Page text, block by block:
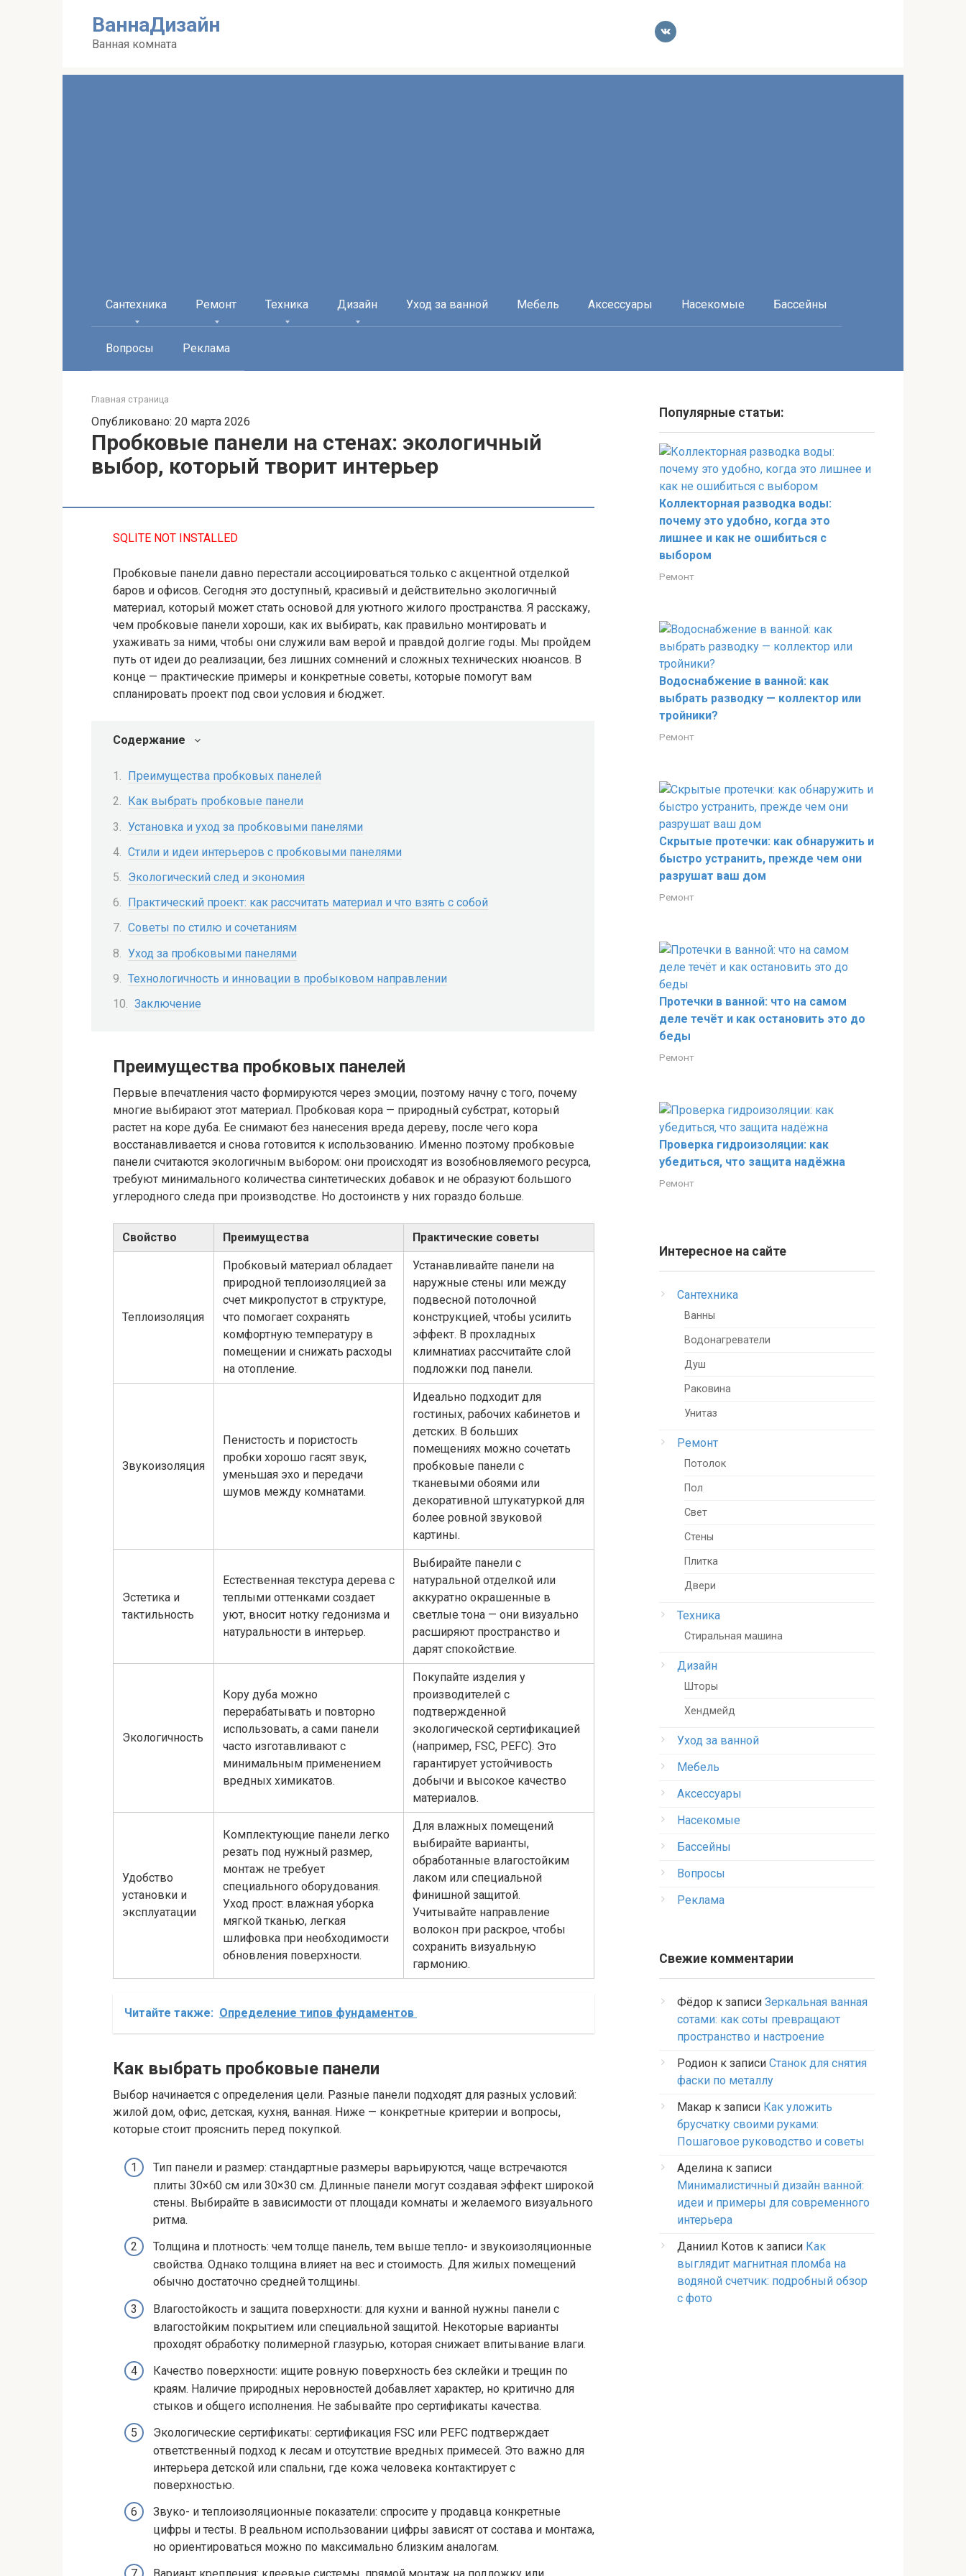
ВаннаДизайн
Ванная комната
Сантехника Ремонт Техника Дизайн Уход за ванной Мебель Аксессуары Насекомые Бассейны
Вопросы Реклама
Главная страница
Опубликовано: 20 марта 2026
Пробковые панели на стенах: экологичный
выбор, который творит интерьер
SQLITE NOT INSTALLED
Пробковые панели давно перестали ассоциироваться только с акцентной отделкой
баров и офисов. Сегодня это доступный, красивый и действительно экологичный
материал, который может стать основой для уютного жилого пространства. Я расскажу,
чем пробковые панели хороши, как их выбирать, как правильно монтировать и
ухаживать за ними, чтобы они служили вам верой и правдой долгие годы. Мы пройдем
путь от идеи до реализации, без лишних сомнений и сложных технических нюансов. В
конце — практические примеры и конкретные советы, которые помогут вам
спланировать проект под свои условия и бюджет.
Содержание
Преимущества пробковых панелей
Как выбрать пробковые панели
Установка и уход за пробковыми панелями
Стили и идеи интерьеров с пробковыми панелями
Экологический след и экономия
Практический проект: как рассчитать материал и что взять с собой
Советы по стилю и сочетаниям
Уход за пробковыми панелями
Технологичность и инновации в пробыковом направлении
Заключение
Преимущества пробковых панелей
Первые впечатления часто формируются через эмоции, поэтому начну с того, почему
многие выбирают этот материал. Пробковая кора — природный субстрат, который
растет на коре дуба. Ее снимают без нанесения вреда дереву, после чего кора
восстанавливается и снова готовится к использованию. Именно поэтому пробковые
панели считаются экологичным выбором: они происходят из возобновляемого ресурса,
требуют минимального количества синтетических добавок и не образуют большого
углеродного следа при производстве. Но достоинств у них гораздо больше.
Свойство Преимущества Практические советы
Теплоизоляция
Пробковый материал обладает
природной теплоизоляцией за
счет микропустот в структуре,
что помогает сохранять
комфортную температуру в
помещении и снижать расходы
на отопление.
Устанавливайте панели на
наружные стены или между
подвесной потолочной
конструкцией, чтобы усилить
эффект. В прохладных
климнатиах рассчитайте слой
подложки под панели.
Звукоизоляция
Пенистость и пористость
пробки хорошо гасят звук,
уменьшая эхо и передачи
шумов между комнатами.
Идеально подходит для
гостиных, рабочих кабинетов и
детских. В больших
помещениях можно сочетать
пробковые панели с
тканевыми обоями или
декоративной штукатуркой для
более ровной звуковой
картины.
Эстетика и
тактильность
Естественная текстура дерева с
теплыми оттенками создает
уют, вносит нотку гедонизма и
натуральности в интерьер.
Выбирайте панели с
натуральной отделкой или
аккуратно окрашенные в
светлые тона — они визуально
расширяют пространство и
дарят спокойствие.
Экологичность
Кору дуба можно
перерабатывать и повторно
использовать, а сами панели
часто изготавливают с
минимальным применением
вредных химикатов.
Покупайте изделия у
производителей с
подтвержденной
экологической сертификацией
(например, FSC, PEFC). Это
гарантирует устойчивость
добычи и высокое качество
материалов.
Удобство
установки и
эксплуатации
Комплектующие панели легко
резать под нужный размер,
монтаж не требует
специального оборудования.
Уход прост: влажная уборка
мягкой тканью, легкая
шлифовка при необходимости
обновления поверхности.
Для влажных помещений
выбирайте варианты,
обработанные влагостойким
лаком или специальной
финишной защитой.
Учитывайте направление
волокон при раскрое, чтобы
сохранить визуальную
гармонию.
Читайте также: Определение типов фундаментов
Как выбрать пробковые панели
Выбор начинается с определения цели. Разные панели подходят для разных условий:
жилой дом, офис, детская, кухня, ванная. Ниже — конкретные критерии и вопросы,
которые стоит прояснить перед покупкой.
Тип панели и размер: стандартные размеры варьируются, чаще встречаются
плиты 30×60 см или 30×30 см. Длинные панели могут создавая эффект широкой
стены. Выбирайте в зависимости от площади комнаты и желаемого визуального
ритма.
Толщина и плотность: чем толще панель, тем выше тепло- и звукоизоляционные
свойства. Однако толщина влияет на вес и стоимость. Для жилых помещений
обычно достаточно средней толщины.
Влагостойкость и защита поверхности: для кухни и ванной нужны панели с
влагостойким покрытием или специальной защитой. Некоторые варианты
проходят обработку полимерной глазурью, которая снижает впитывание влаги.
Качество поверхности: ищите ровную поверхность без склейки и трещин по
краям. Наличие природных неровностей добавляет характер, но критично для
стыков и общего исполнения. Не забывайте про сертификаты качества.
Экологические сертификаты: сертификация FSC или PEFC подтверждает
ответственный подход к лесам и отсутствие вредных примесей. Это важно для
интерьера детской или спальни, где кожа человека контактирует с
поверхностью.
Звуко- и теплоизоляционные показатели: спросите у продавца конкретные
цифры и тесты. В реальном использовании цифры зависят от состава и монтажа,
но ориентироваться можно по максимально близким аналогам.
Популярные статьи:
Коллекторная разводка воды:
почему это удобно, когда это
лишнее и как не ошибиться с
выбором
Ремонт
Водоснабжение в ванной: как
выбрать разводку — коллектор или
тройники?
Ремонт
Скрытые протечки: как обнаружить и
быстро устранить, прежде чем они
разрушат ваш дом
Ремонт
Протечки в ванной: что на самом
деле течёт и как остановить это до
беды
Ремонт
Проверка гидроизоляции: как
убедиться, что защита надёжна
Ремонт
Интересное на сайте
Сантехника
Ванны
Водонагреватели
Душ
Раковина
Унитаз
Ремонт
Потолок
Пол
Свет
Стены
Плитка
Двери
Техника
Стиральная машина
Дизайн
Шторы
Хендмейд
Уход за ванной
Мебель
Аксессуары
Насекомые
Бассейны
Вопросы
Реклама
Свежие комментарии
Фёдор к записи Зеркальная ванная
сотами: как соты превращают
пространство и настроение
Родион к записи Станок для снятия
фаски по металлу
Макар к записи Как уложить
брусчатку своими руками:
Пошаговое руководство и советы
Аделина к записи
Минималистичный дизайн ванной:
идеи и примеры для современного
интерьера
Даниил Котов к записи Как
выглядит магнитная пломба на
водяной счетчик: подробный обзор
с фото